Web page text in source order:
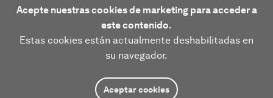
Acepte nuestras cookies de marketing para acceder a
este contenido.
Estas cookies están actualmente deshabilitadas en
su navegador.
Aceptar cookies